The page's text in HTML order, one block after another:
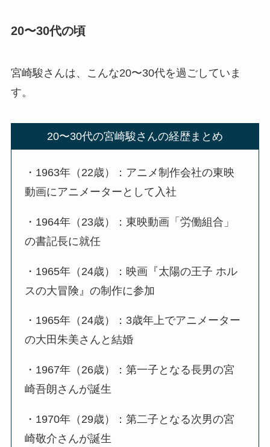
20〜30代の頃
宮崎駿さんは、こんな20〜30代を過ごしていま
す。
20〜30代の宮崎駿さんの経歴まとめ
・1963年（22歳）：アニメ制作会社の東映
動画にアニメーターとして入社
・1964年（23歳）：東映動画「労働組合」
の書記長に就任
・1965年（24歳）：映画『太陽の王子 ホル
スの大冒険』の制作に参加
・1965年（24歳）：3歳年上でアニメーター
の大田朱美さんと結婚
・1967年（26歳）：第一子となる長男の宮
崎吾朗さんが誕生
・1970年（29歳）：第二子となる次男の宮
崎敬介さんが誕生